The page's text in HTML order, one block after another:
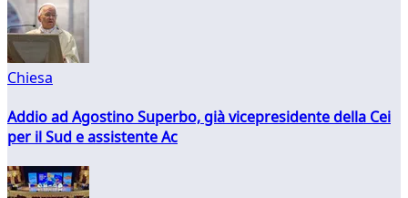
Chiesa
Addio ad Agostino Superbo, già vicepresidente della Cei
per il Sud e assistente Ac